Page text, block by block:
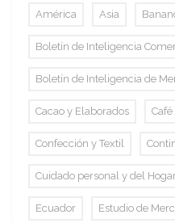
América Asia
Boletín de Inteligencia
Boletín de Inteligencia de
Cacao y Elaborados
Confección y Textil
Cuidado personal y del
Ecuador Estudio de